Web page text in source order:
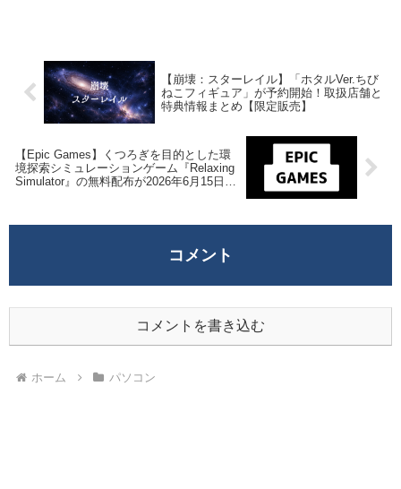
【崩壊：スターレイル】「ホタルVer.ちび
ねこフィギュア」が予約開始！取扱店舗と
特典情報まとめ【限定販売】
【Epic Games】くつろぎを目的とした環
境探索シミュレーションゲーム『Relaxing
Simulator』の無料配布が2026年6月15日午
コメント
コメントを書き込む
ホーム パソコン